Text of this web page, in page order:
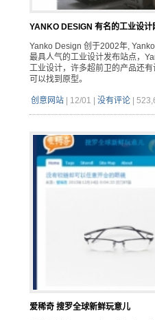
YANKO DESIGN 有名的工业设计
Yanko Design 创于2002年,
最具人气的工业设计发布站点，
工业设计，许多超前卫的产品还
可以找到原型。
创意网站| 12/01 | 没有评论|
爱稀奇 搜罗全球新鲜玩意儿